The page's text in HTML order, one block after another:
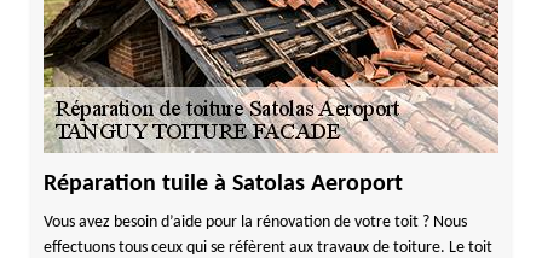
Réparation tuile à Satolas Aeroport
Vous avez besoin d’aide pour la rénovation de votre toit ? Nous
effectuons tous ceux qui se réfèrent aux travaux de toiture. Le toit